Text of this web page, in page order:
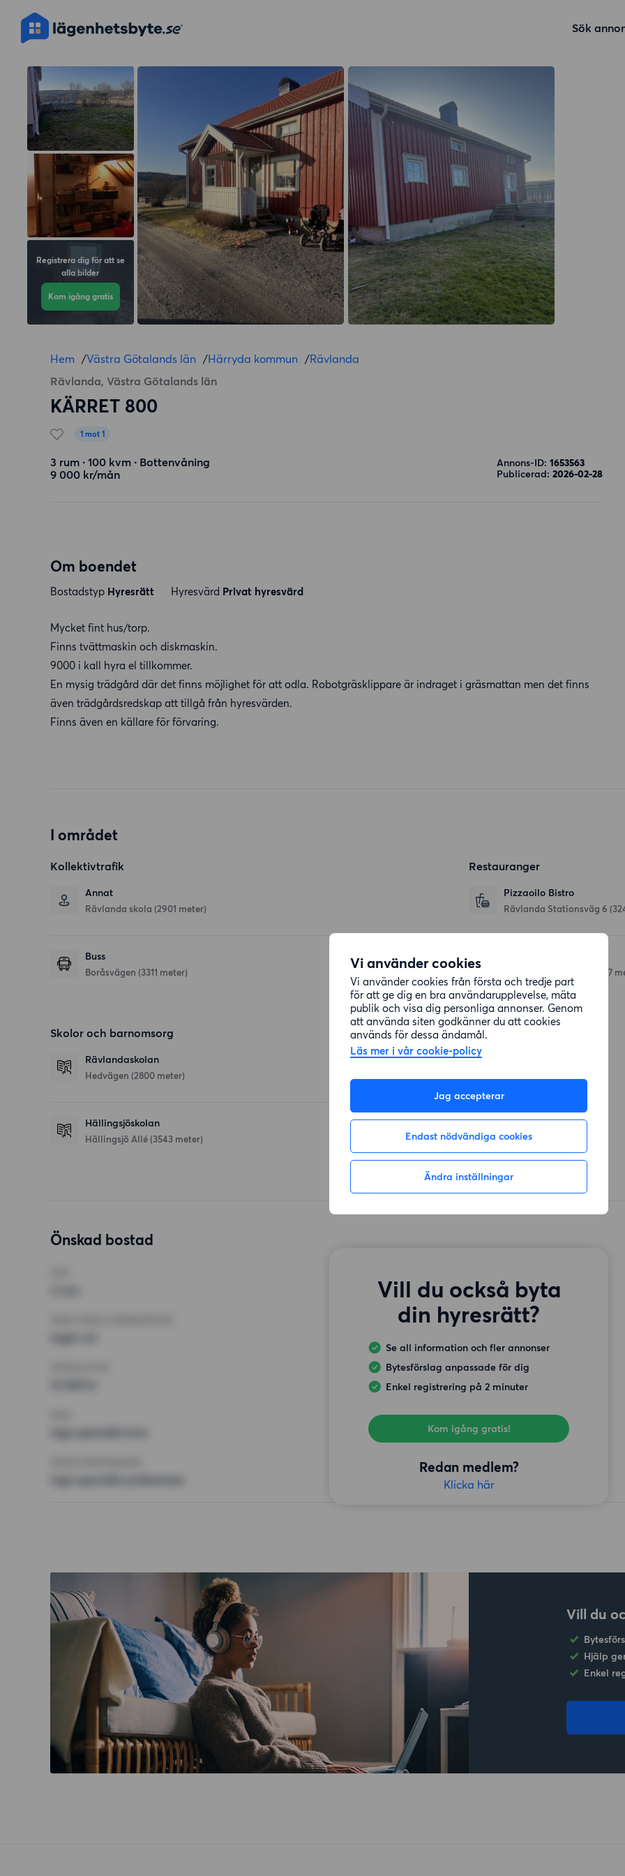
Vi använder cookies
Vi använder cookies från första och tredje part
för att ge dig en bra användarupplevelse, mäta
publik och visa dig personliga annonser. Genom
att använda siten godkänner du att cookies
används för dessa ändamål.
Läs mer i vår cookie-policy
Jag accepterar
Endast nödvändiga cookies
Ändra inställningar
Sök
Registrera dig för att se
alla bilder
Kom igång gratis
Hem /Västra Götalands län /Härryda kommun /Rävlanda
Rävlanda, Västra Götalands län
KÄRRET 800
1 mot 1
3 rum ∙ 100 kvm ∙ Bottenvåning
9 000 kr/mån
Annons-ID: 1653563
Publicerad: 2026-02-28
Om boendet
Bostadstyp Hyresrätt Hyresvärd Privat hyresvärd
Mycket fint hus/torp.
Finns tvättmaskin och diskmaskin.
9000 i kall hyra el tillkommer.
En mysig trädgård där det finns möjlighet för att odla. Robotgräsklippare är indraget i gräsmattan men det finns
även trädgårdsredskap att tillgå från hyresvärden.
Finns även en källare för förvaring.
I området
Kollektivtrafik
Annat
Rävlanda skola (2901 meter)
Buss
Boråsvägen (3311 meter)
Restauranger
Pizzaoilo Bistro
Rävlanda Stationsväg 6
(3797
Skolor och barnomsorg
Rävlandaskolan
Hedvägen (2800 meter)
Hällingsjöskolan
Hällingsjö Allé (3543 meter)
Önskad bostad
Vill du också byta
din hyresrätt?
Se all information och fler annonser
Bytesförslag anpassade för dig
Enkel registrering på 2 minuter
Kom igång gratis!
Redan medlem?
Klicka här
Vill du
Hjälp
Enkel